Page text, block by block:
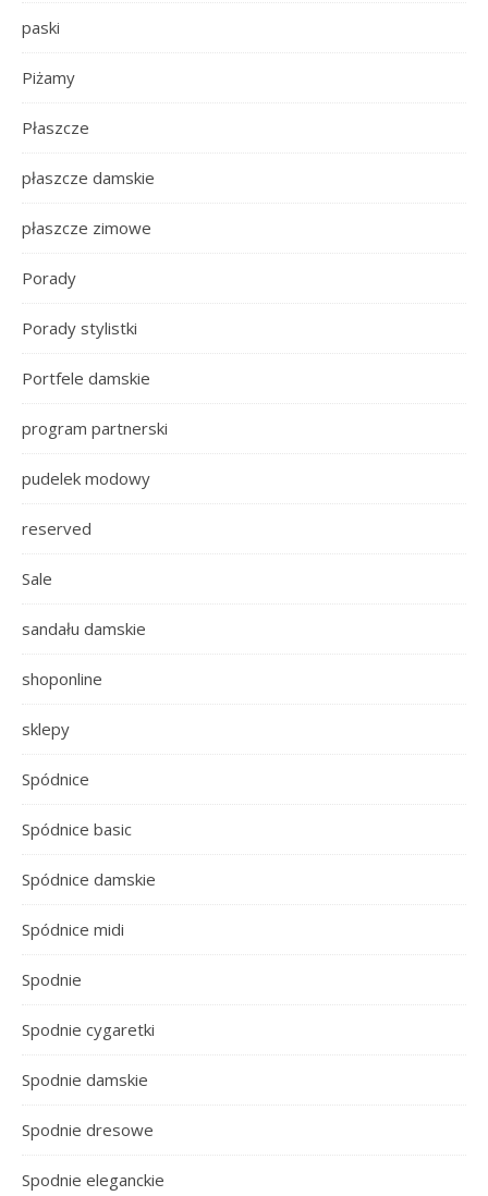
paski
Piżamy
Płaszcze
płaszcze damskie
płaszcze zimowe
Porady
Porady stylistki
Portfele damskie
program partnerski
pudelek modowy
reserved
Sale
sandału damskie
shoponline
sklepy
Spódnice
Spódnice basic
Spódnice damskie
Spódnice midi
Spodnie
Spodnie cygaretki
Spodnie damskie
Spodnie dresowe
Spodnie eleganckie